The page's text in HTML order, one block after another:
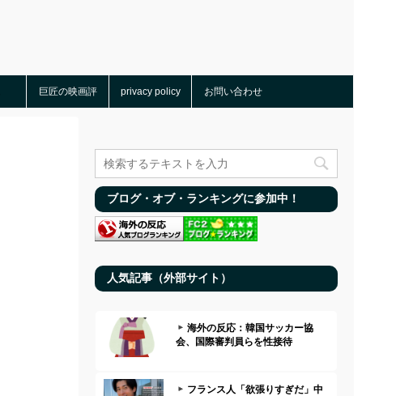
巨匠の映画評 privacy policy お問い合わせ
ブログ・オブ・ランキングに参加中！
人気記事（外部サイト）
海外の反応：韓国サッカー協
会、国際審判員らを性接待
フランス人「欲張りすぎだ」中